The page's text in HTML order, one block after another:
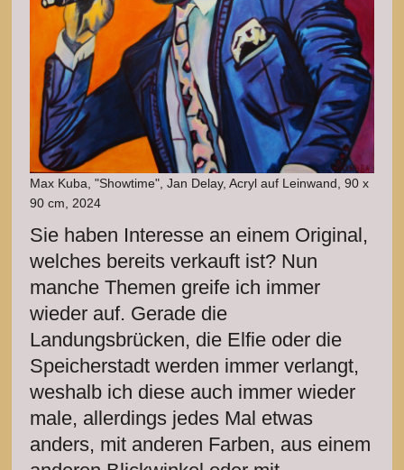
Max Kuba, "Showtime", Jan Delay, Acryl auf Leinwand, 90 x
90 cm, 2024
Sie haben Interesse an einem Original,
welches bereits verkauft ist? Nun
manche Themen greife ich immer
wieder auf. Gerade die
Landungsbrücken, die Elfie oder die
Speicherstadt werden immer verlangt,
weshalb ich diese auch immer wieder
male, allerdings jedes Mal etwas
anders, mit anderen Farben, aus einem